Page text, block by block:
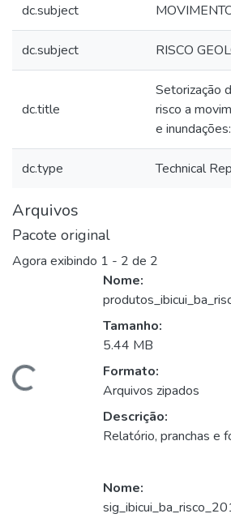
dc.subject
dc.subject RISCO
dc.title
Setorização
risco a
e
dc.type Technical
Arquivos
Pacote original
Agora exibindo 1 - 2 de 2
Carregando...
Nome:
Tamanho:
5.44 MB
Formato:
Arquivos zipados
Descrição:
Relatório, pranchas e
Nome: